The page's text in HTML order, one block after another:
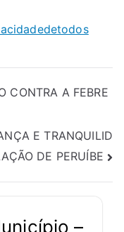
CONTRA A FEBRE
E TRANQUILID
DE PERUÍBE
–